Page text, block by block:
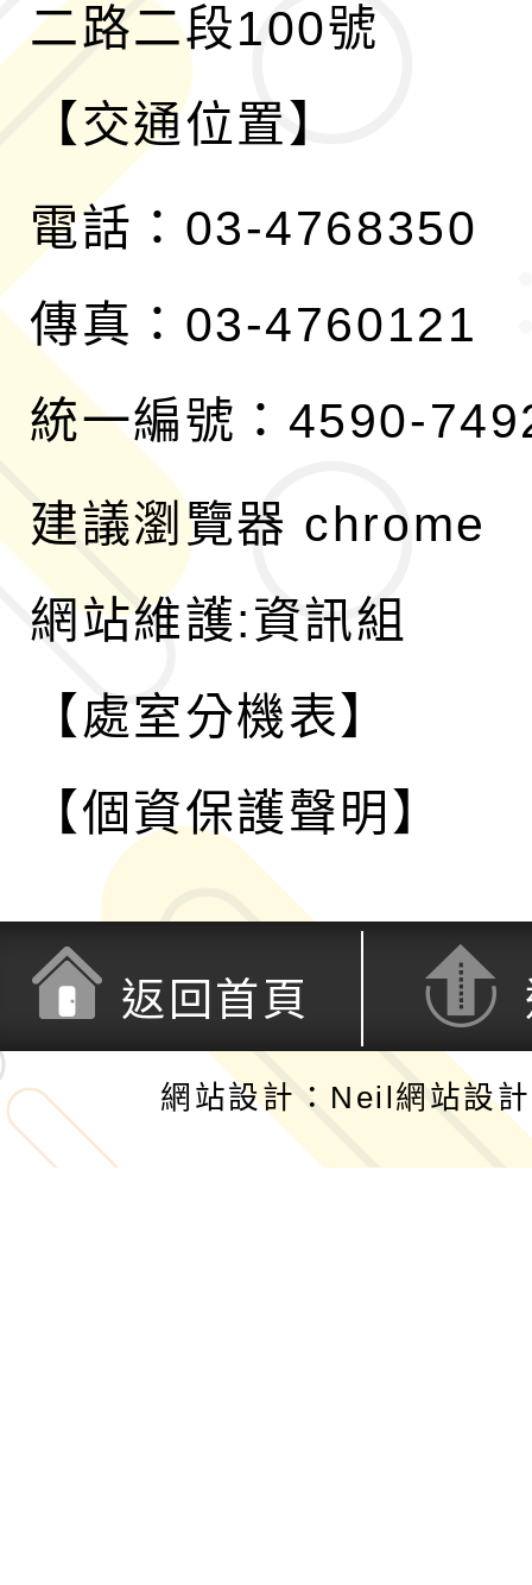
二路二段100號
【交通位置】
電話：03-4768350
傳真：03-4760121
統一編號：4590-
建議瀏覽器 chrome
網站維護:資訊組
【處室分機表】
【個資保護聲明】
返回首頁
網站設計：Neil網站設